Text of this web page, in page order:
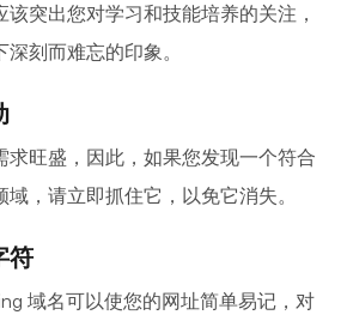
该突出您对学习和技能培养的关注，
深刻而难忘的印象。
求旺盛，因此，如果您发现一个符合
域，请立即抓住它，以免它消失。
符
域名可以使您的网址简单易记，对